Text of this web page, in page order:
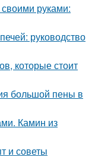
руками:
руководство
которые стоит
большой пены в
Камин из
и советы